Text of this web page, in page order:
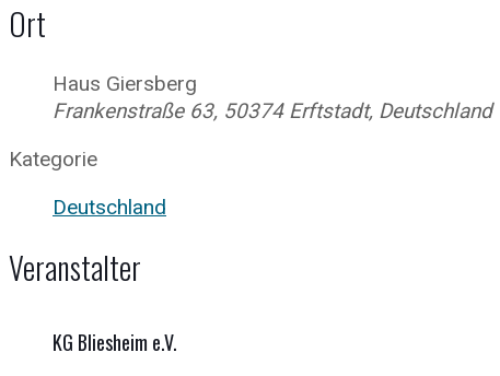
Ort
Haus Giersberg
Frankenstraße 63, 50374 Erftstadt, Deutschland
Kategorie
Deutschland
Veranstalter
KG Bliesheim e.V.